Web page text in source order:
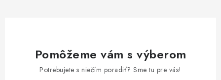
Pomôžeme vám s výberom
Potrebujete s niečím poradiť? Sme tu pre vás!